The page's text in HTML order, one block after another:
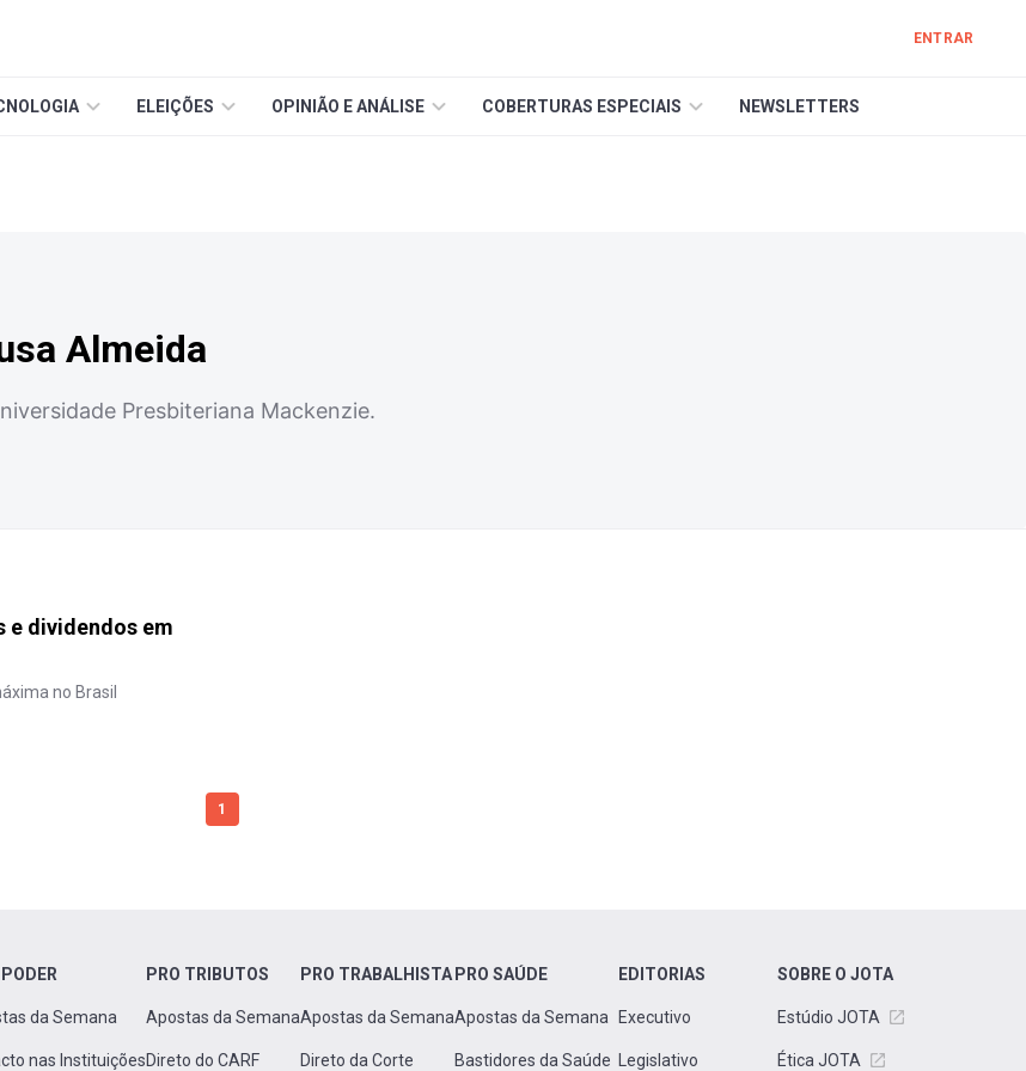
ENTRAR
ELEIÇÕES OPINIÃO E ANÁLISE COBERTURAS ESPECIAIS NEWSLETTERS
Almeida
Presbiteriana Mackenzie.
e dividendos em
no Brasil
1
da Semana
nas Instituições
PRO TRIBUTOS
Apostas da Semana
Direto do CARF
PRO TRABALHISTA
Apostas da Semana
Direto da Corte
PRO SAÚDE
Apostas da Semana
Bastidores da Saúde
EDITORIAS
Executivo
Legislativo
SOBRE O JOTA
Estúdio JOTA
Ética JOTA